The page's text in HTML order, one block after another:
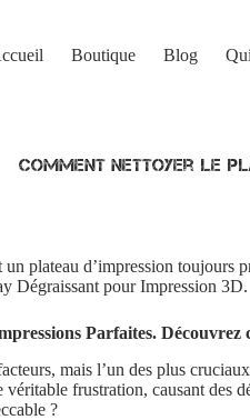
Boutique Blog
Comment nettoyer le
plateau d’impression
Dégraissant pour Impression 3D.
Parfaites. Découvrez
mais l’un des plus
véritable frustration, causant
?